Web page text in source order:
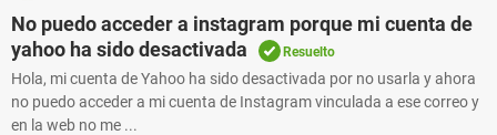
No puedo acceder a instagram porque mi cuenta de
yahoo ha sido desactivada
Resuelto
Hola, mi cuenta de Yahoo ha sido desactivada por no usarla y ahora
no puedo acceder a mi cuenta de Instagram vinculada a ese correo y
en la web no me ...